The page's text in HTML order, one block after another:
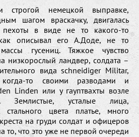
немецкой выправке,
шагом враскачку, двигалась
пехоты в виде не то какого-то
описывал его А.Доде, не то
гусениц. Тяжкое чувство
низкорослый ландвер, солдата –
вида schneidiger Militar,
то своими разводами и
Linden или у гауптвахты возле
Землистые, усталые лица,
цвета платье, много
на груди солдат и офицеров
то, что это уже не первой очереди